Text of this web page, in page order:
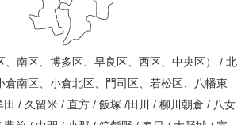
、南区、博多区、早良区、西区、中央区） / 北
倉南区、小倉北区、門司区、若松区、八幡東
田 / 久留米 / 直方 / 飯塚 /田川 / 柳川朝倉 / 八女